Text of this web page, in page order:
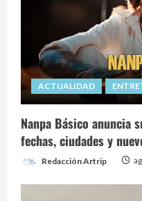
ACTUALIDAD
Nanpa Básico anuncia
fechas, ciudades y
Redacción Artrip